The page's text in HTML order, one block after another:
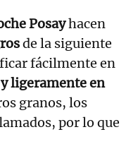
Posayhacen
de la siguiente
fácilmente en
ligeramente en
granos, los
por lo que